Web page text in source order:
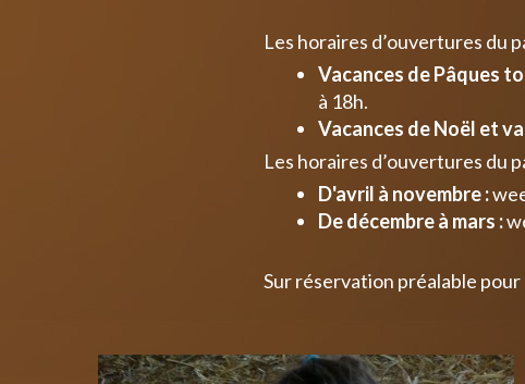
Les horaires d’ouvertures du
Vacances de Pâques
à 18h.
Vacances de Noël et
Les horaires d’ouvertures du
D'avril à novembre :
De décembre à mars :
Sur réservation préalable